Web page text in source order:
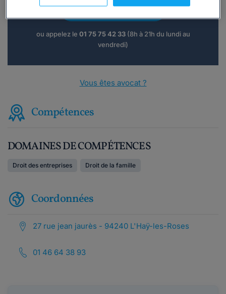
Consulter immédiatement
ou appelez le 01 75 75 42 33(8h à 21h du lundi au
vendredi)
Vous êtes avocat ?
Compétences
DOMAINES DE COMPÉTENCES
Droit des entreprises Droit de la famille
Coordonnées
27 rue jean jaurès - 94240 L'Haÿ-les-Roses
01 46 64 38 93